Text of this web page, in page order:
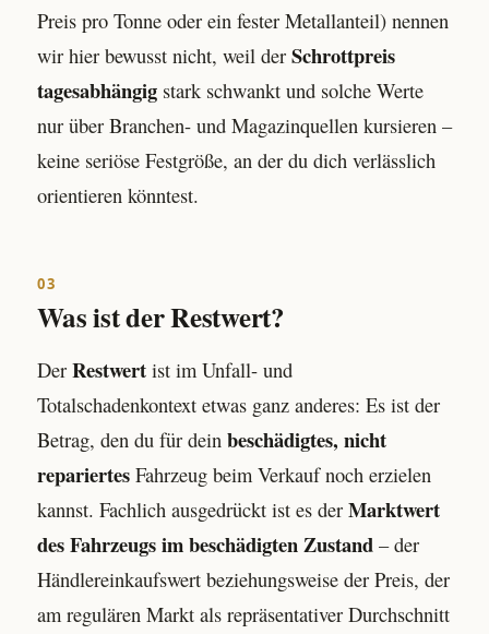
Preis pro Tonne oder ein fester Metallanteil) nennen
wir hier bewusst nicht, weil der Schrottpreis
tagesabhängig stark schwankt und solche Werte
nur über Branchen- und Magazinquellen kursieren –
keine seriöse Festgröße, an der du dich verlässlich
orientieren könntest.
03
Was ist der Restwert?
Der Restwert ist im Unfall- und
Totalschadenkontext etwas ganz anderes: Es ist der
Betrag, den du für dein beschädigtes, nicht
repariertes Fahrzeug beim Verkauf noch erzielen
kannst. Fachlich ausgedrückt ist es der Marktwert
des Fahrzeugs im beschädigten Zustand – der
Händlereinkaufswert beziehungsweise der Preis, der
am regulären Markt als repräsentativer Durchschnitt